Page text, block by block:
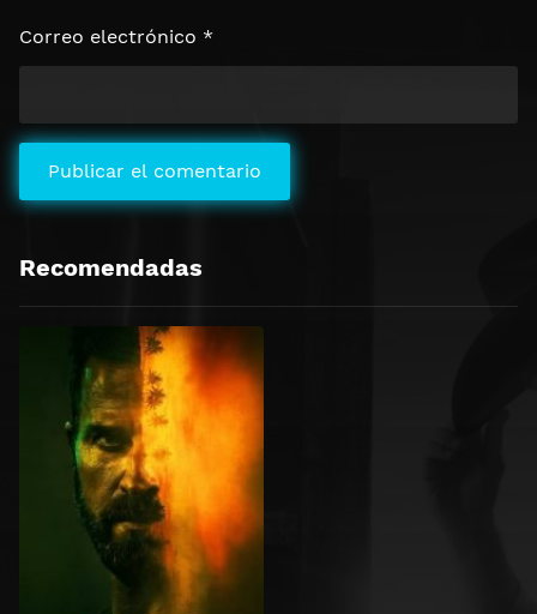
Correo electrónico *
Recomendadas